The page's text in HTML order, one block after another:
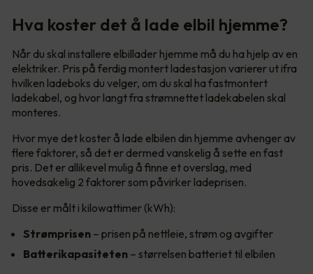
Hva koster det å lade elbil hjemme?
Når du skal installere elbillader hjemme må du ha hjelp av en
elektriker. Pris på ferdig montert ladestasjon varierer ut ifra
hvilken ladeboks du velger, om du skal ha fastmontert
ladekabel, og hvor langt fra strømnettet ladekabelen skal
monteres.
Hvor mye det koster å lade elbilen din hjemme avhenger av
flere faktorer, så det er dermed vanskelig å sette en fast
pris. Det er allikevel mulig å finne et overslag, med
hovedsakelig 2 faktorer som påvirker ladeprisen.
Disse er målt i kilowattimer (kWh):
Strømprisen – prisen på nettleie, strøm og avgifter
Batterikapasiteten – størrelsen batteriet til elbilen